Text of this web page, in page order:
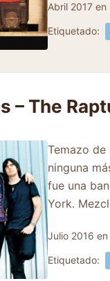
Abril 2017 en
Etiquetado:
– The
Temazo de
ninguna
fue una
York.
Julio 2016 en
Etiquetado: